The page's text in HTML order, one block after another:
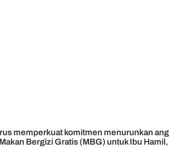
memperkuat komitmen menurunkan
Bergizi Gratis (MBG) untuk Ibu